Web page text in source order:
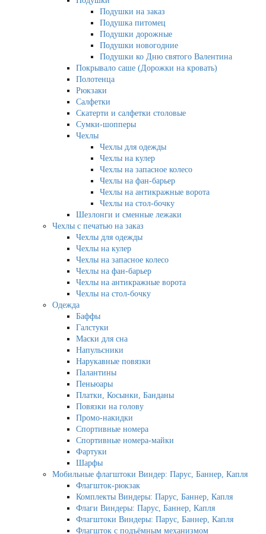
Подушки на заказ
Подушка питомец
Подушки дорожные
Подушки новогодние
Подушки ко Дню святого Валентина
Покрывало саше (Дорожки на кровать)
Полотенца
Рюкзаки
Салфетки
Скатерти и салфетки столовые
Сумки-шопперы
Чехлы
Чехлы для одежды
Чехлы на кулер
Чехлы на запасное колесо
Чехлы на фан-барьер
Чехлы на антикражные ворота
Чехлы на стол-бочку
Шезлонги и сменные лежаки
Чехлы с печатью на заказ
Чехлы для одежды
Чехлы на кулер
Чехлы на запасное колесо
Чехлы на фан-барьер
Чехлы на антикражные ворота
Чехлы на стол-бочку
Одежда
Баффы
Галстуки
Маски для сна
Напульсники
Нарукавные повязки
Палантины
Пеньюары
Платки, Косынки, Банданы
Повязки на голову
Промо-накидки
Спортивные номера
Спортивные номера-майки
Фартуки
Шарфы
Мобильные флагштоки Виндер: Парус, Баннер, Капля
Флагшток-рюкзак
Комплекты Виндеры: Парус, Баннер, Капля
Флаги Виндеры: Парус, Баннер, Капля
Флагштоки Виндеры: Парус, Баннер, Капля
Флагшток с подъёмным механизмом